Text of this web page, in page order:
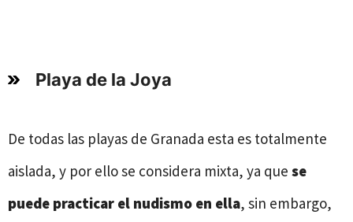
Playa de la Joya
De todas las playas de Granada esta es totalmente
aislada, y por ello se considera mixta, ya que se
puede practicar el nudismo en ella, sin embargo,